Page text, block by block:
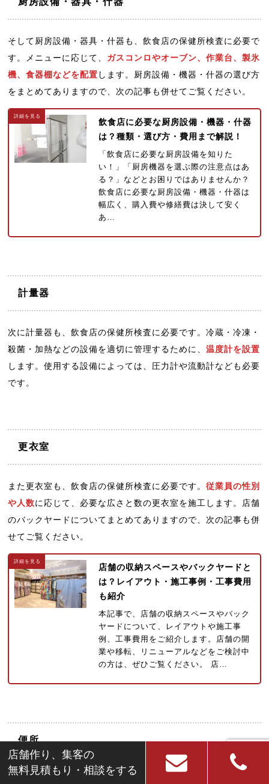
そして厨房設備・器具・什器も、飲食店の保健所検査に必要で
す。メニューに応じて、 ガスコンロやオーブン、作業台、製氷
機、食器棚などを配置 します。厨房設備・機器・什器の選び方
をまとめてありますので、次の記事も併せてご覧ください。
飲食店に必要な厨房設備・機器・什器
は？種類・選び方・費用まで解説！
「飲食店に必要な厨房設備を知りた
い！」「厨房機器を選ぶ際の注意点はあ
る？」などとお困りではありませんか？
飲食店に必要な厨房設備・機器・什器は
幅広く、購入費や修繕費は決して安く
あ…
計量器
次に計量器も、飲食店の保健所検査に必要です。冷蔵・冷凍・
殺菌・加熱などの設備を適切に管理するために、温度計を設置
します。使用する設備によっては、圧力計や流動計なども必要
です。
更衣室
また更衣室も、飲食店の保健所検査に必要です。従業員の性別
や人数に応じて、必要な広さと数の更衣室を施工します。店舗
のバックヤードについてまとめてありますので、次の記事も併
せてご覧ください。
店舗の収納スペースやバックヤードと
は？レイアウト・施工事例・工事費用
も紹介
本記事で、店舗の収納スペースやバック
ヤードについて、レイアウトや施工事
例、工事費用をご紹介します。店舗の開
業や移転、リニューアルなどをご検討中
の方は、ぜひご覧ください。 店…
便所
なお便所も、飲食店の保健所検査に必要です。厨房に汚染物質
店舗作り、集客の
無料見積もり・相談をする